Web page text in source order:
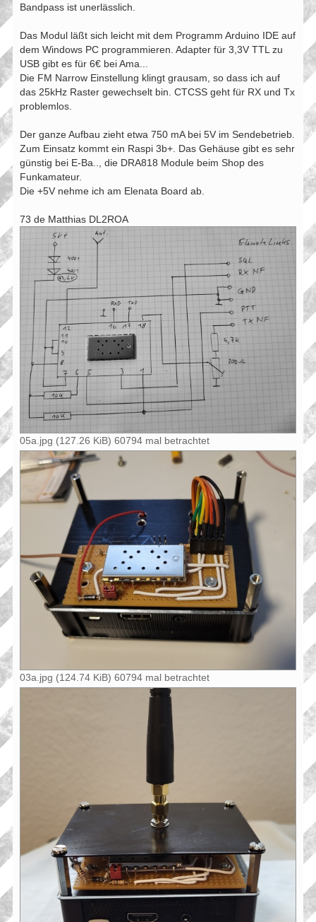
Bandpass ist unerlässlich.
Das Modul läßt sich leicht mit dem Programm Arduino IDE auf
dem Windows PC programmieren. Adapter für 3,3V TTL zu
USB gibt es für 6€ bei Ama...
Die FM Narrow Einstellung klingt grausam, so dass ich auf
das 25kHz Raster gewechselt bin. CTCSS geht für RX und Tx
problemlos.
Der ganze Aufbau zieht etwa 750 mA bei 5V im Sendebetrieb.
Zum Einsatz kommt ein Raspi 3b+. Das Gehäuse gibt es sehr
günstig bei E-Ba.., die DRA818 Module beim Shop des
Funkamateur.
Die +5V nehme ich am Elenata Board ab.
73 de Matthias DL2ROA
05a.jpg (127.26 KiB) 60794 mal betrachtet
03a.jpg (124.74 KiB) 60794 mal betrachtet